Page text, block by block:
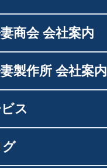
商会 会社案内
製作所 会社案内
ス
グ